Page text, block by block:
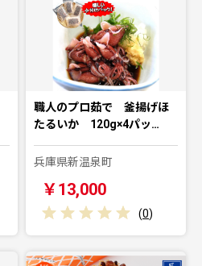
職人のプロ茹で 釜揚げほ
たるいか 120g×4パッ…
兵庫県新温泉町
￥13,000
(0)